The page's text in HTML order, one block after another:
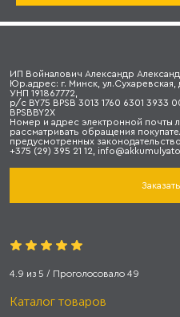
ИП Войналович Александр
Юр.адрес: г. Минск, ул.Сухаревская,
УНП 191867772,
р/с BY75 BPSB 3013 1760 6301
BPSBBY2X
Номер и адрес электронной почты
рассматривать обращения
предусмотренных
+375 (29) 395 21 12,
4.9 из 5 / Проголосовало 49
Каталог товаров